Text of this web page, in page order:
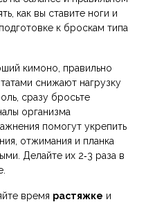
как вы ставите ноги и
к броскам типа
кимоно, правильно
снижают нагрузку
сразу бросьте
организма
помогут укрепить
отжимания и планка
Делайте их 2‑3 раза в
время растяжке и